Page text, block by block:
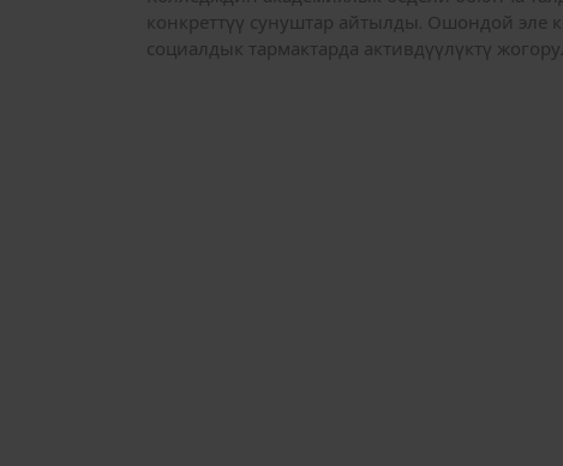
конкреттүү сунуштар айтылды. Ошондой эле
социалдык тармактарда активдүүлүктү